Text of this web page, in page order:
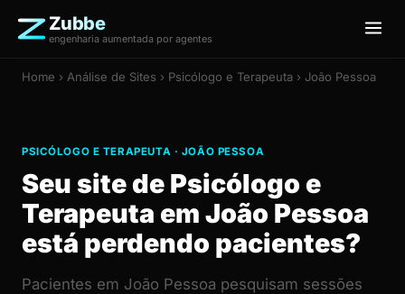
Zubbe
engenharia aumentada por agentes
Home › Análise de Sites › Psicólogo e Terapeuta › João Pessoa
PSICÓLOGO E TERAPEUTA · JOÃO PESSOA
Seu site de Psicólogo e
Terapeuta em João Pessoa
está perdendo pacientes?
Pacientes em João Pessoa pesquisam sessões